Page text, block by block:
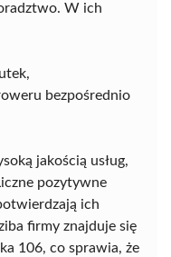
W ich
bezpośrednio
jakością usług,
pozytywne
ich
firmy znajduje się
106, co sprawia, że